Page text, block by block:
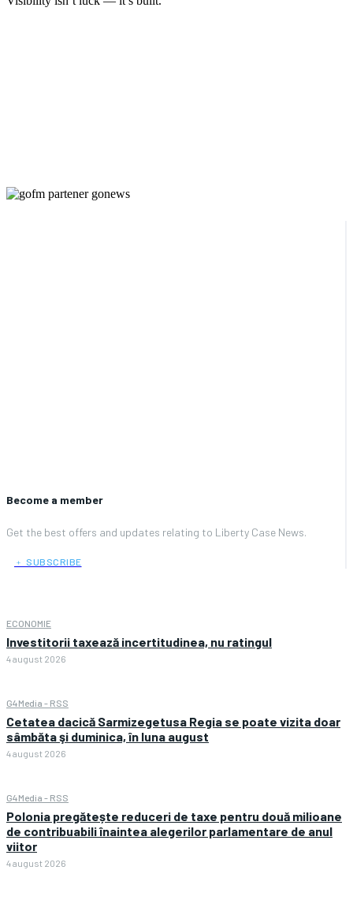
Become a member
Get the best offers and updates relating to Liberty Case News.
﹢ SUBSCRIBE
ECONOMIE
Investitorii taxează incertitudinea, nu ratingul
4 august 2026
G4Media - RSS
Cetatea dacică Sarmizegetusa Regia se poate vizita doar
sâmbăta şi duminica, în luna august
4 august 2026
G4Media - RSS
Polonia pregătește reduceri de taxe pentru două milioane
de contribuabili înaintea alegerilor parlamentare de anul
viitor
4 august 2026